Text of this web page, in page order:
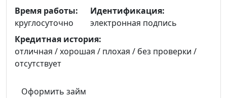
Оформить займ
Время работы:
круглосуточно
Идентификация:
электронная подпись
Кредитная история:
отличная / хорошая / плохая / без проверки /
отсутствует